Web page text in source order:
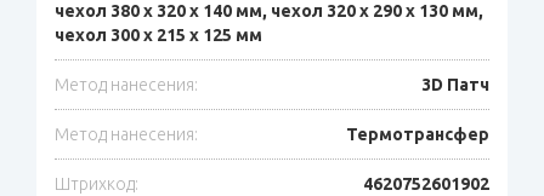
чехол 380 х 320 х 140 мм, чехол 320 х 290 х 130 мм,
чехол 300 х 215 х 125 мм
Метод нанесения: 3D Патч
Метод нанесения: Термотрансфер
Штрихкод: 4620752601902